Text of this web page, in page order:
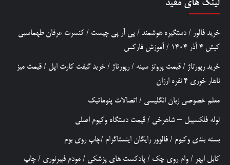
لینک های مفید
خرید فالور / دستگیره هوشمند / پی آر پی چیست / کنسرت عرفان طهماسبی
کیش 4 آذر 1404
/ آموزش فارکس
خرید رپورتاژ / قیمت پروتز سینه /رپورتاژ / خرید گیفت کارت اپل / قیمت میز
ناهار خوری 4 نفره ارزان
معلم خصوصی زبان انگلیسی / اتصالات پنوماتیک
لوله فلکسیبل – شاهرخی / قیمت دستگاه وکیوم اصلی
بسته بندی وکیوم / فالوور رایگان اینستاگرام /چاپ روی بوم
کابل ابهر / وام روی چک / پادکست های پزشکی / مودم فیبرنوری / چاپ